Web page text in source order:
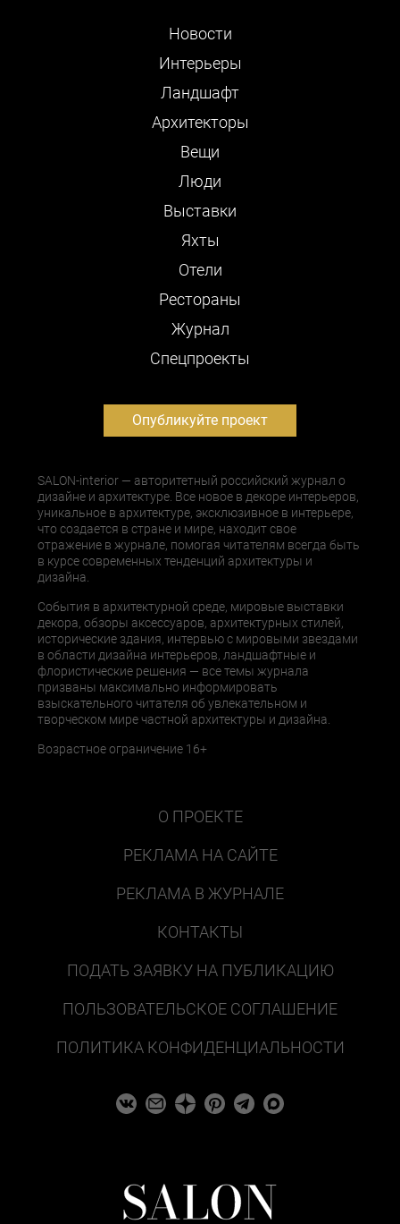
Новости
Интерьеры
Ландшафт
Архитекторы
Вещи
Люди
Выставки
Яхты
Отели
Рестораны
Журнал
Cпецпроекты
Опубликуйте проект
SALON-interior — авторитетный российский журнал о
дизайне и архитектуре. Все новое в декоре интерьеров,
уникальное в архитектуре, эксклюзивное в интерьере,
что создается в стране и мире, находит свое
отражение в журнале, помогая читателям всегда быть
в курсе современных тенденций архитектуры и
дизайна.
События в архитектурной среде, мировые выставки
декора, обзоры аксессуаров, архитектурных стилей,
исторические здания, интервью с мировыми звездами
в области дизайна интерьеров, ландшафтные и
флористические решения — все темы журнала
призваны максимально информировать
взыскательного читателя об увлекательном и
творческом мире частной архитектуры и дизайна.
Возрастное ограничение 16+
О ПРОЕКТЕ
РЕКЛАМА НА САЙТЕ
РЕКЛАМА В ЖУРНАЛЕ
КОНТАКТЫ
ПОДАТЬ ЗАЯВКУ НА ПУБЛИКАЦИЮ
ПОЛЬЗОВАТЕЛЬСКОЕ СОГЛАШЕНИЕ
ПОЛИТИКА КОНФИДЕНЦИАЛЬНОСТИ